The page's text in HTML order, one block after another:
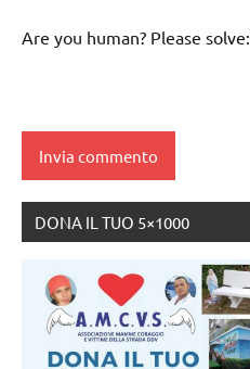
Are you human? Please solve:
DONA IL TUO 5×1000